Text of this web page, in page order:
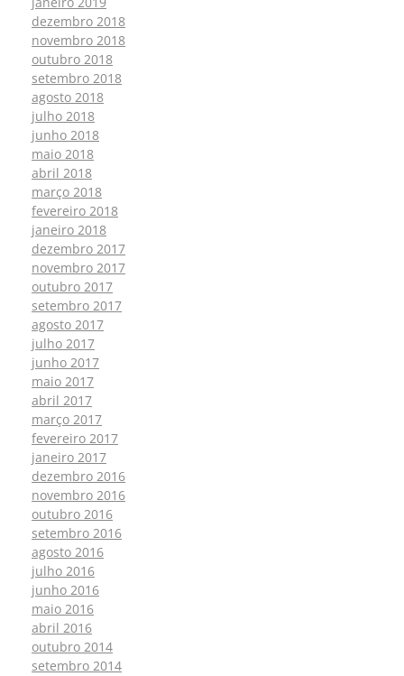
dezembro 2018
novembro 2018
outubro 2018
setembro 2018
agosto 2018
julho 2018
junho 2018
maio 2018
abril 2018
março 2018
fevereiro 2018
janeiro 2018
dezembro 2017
novembro 2017
outubro 2017
setembro 2017
agosto 2017
julho 2017
junho 2017
maio 2017
abril 2017
março 2017
fevereiro 2017
janeiro 2017
dezembro 2016
novembro 2016
outubro 2016
setembro 2016
agosto 2016
julho 2016
junho 2016
maio 2016
abril 2016
outubro 2014
setembro 2014